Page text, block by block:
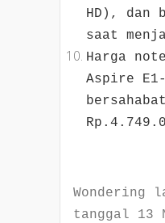
HD), dan
saat
Harga
Aspire
Wondering
tanggal 13